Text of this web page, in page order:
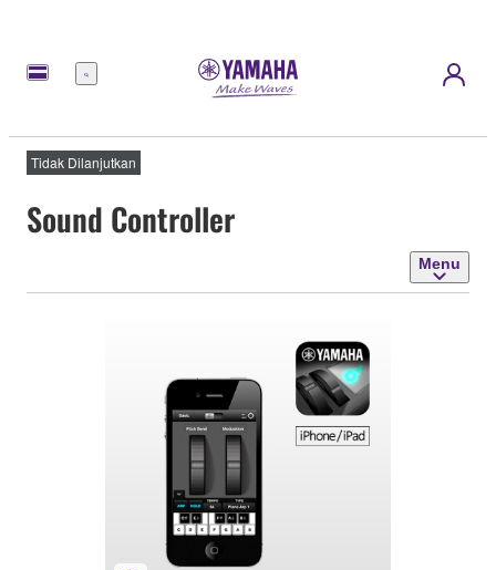
Menu
Tidak Dilanjutkan
Sound Controller
Menu